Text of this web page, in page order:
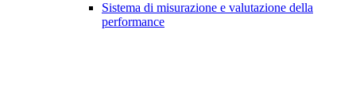
Sistema di misurazione e valutazione della
performance